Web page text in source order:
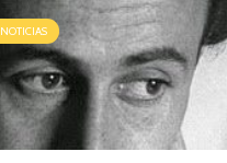
NOTICIAS